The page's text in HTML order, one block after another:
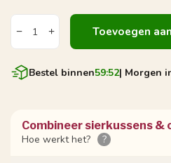
Toevoegen
Bestel binnen59:52| Morgen
Combineer sierkussens
Hoe werkt het?
?